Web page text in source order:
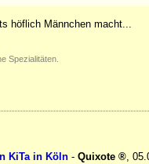
höflich Männchen macht...
Spezialitäten.
KiTa in Köln - Quixote ,